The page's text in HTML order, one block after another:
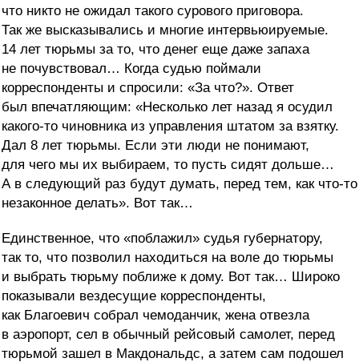
что никто не ожидал такого сурового приговора.
Так же высказывались и многие интервьюируемые.
14 лет тюрьмы за то, что денег еще даже запаха
не почувствовал… Когда судью поймали
корреспонденты и спросили: «За что?». Ответ
был впечатляющим: «Несколько лет назад я осудил
какого-то чиновника из управления штатом за взятку.
Дал 8 лет тюрьмы. Если эти люди не понимают,
для чего мы их выбираем, то пусть сидят дольше…
А в следующий раз будут думать, перед тем, как что-то
незаконное делать». Вот так…
Единственное, что «поблажил» судья губернатору,
так то, что позволил находиться на воле до тюрьмы
и выбрать тюрьму поближе к дому. Вот так… Широко
показывали вездесущие корреспонденты,
как Благоевич собрал чемоданчик, жена отвезла
в аэропорт, сел в обычный рейсовый самолет, перед
тюрьмой зашел в Макдональдс, а затем сам подошел